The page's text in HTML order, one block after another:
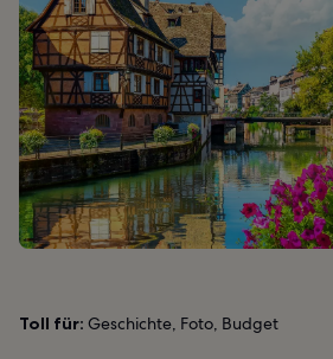
Toll für: Geschichte, Foto, Budget